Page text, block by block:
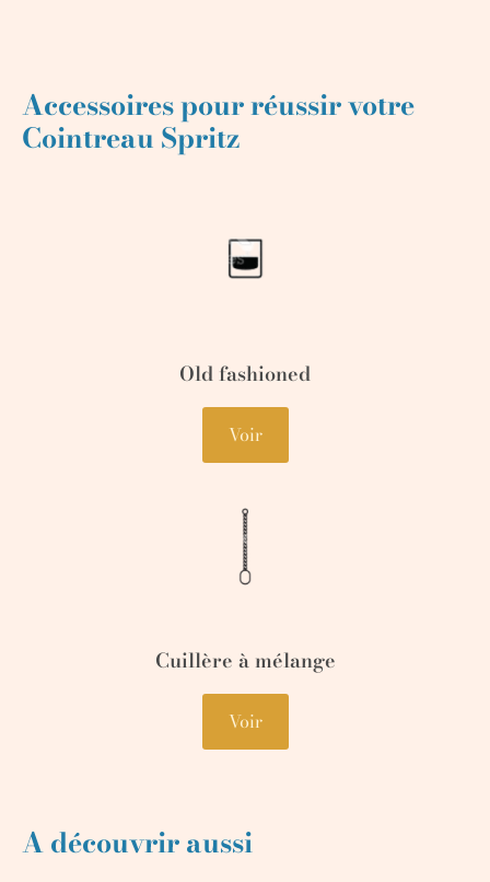
Accessoires pour réussir votre
Cointreau Spritz
Old fashioned
Voir
Cuillère à mélange
Voir
A découvrir aussi